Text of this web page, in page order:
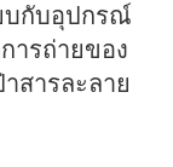
บกับอุปกรณ์
ารถ่ายของ
สารละลาย